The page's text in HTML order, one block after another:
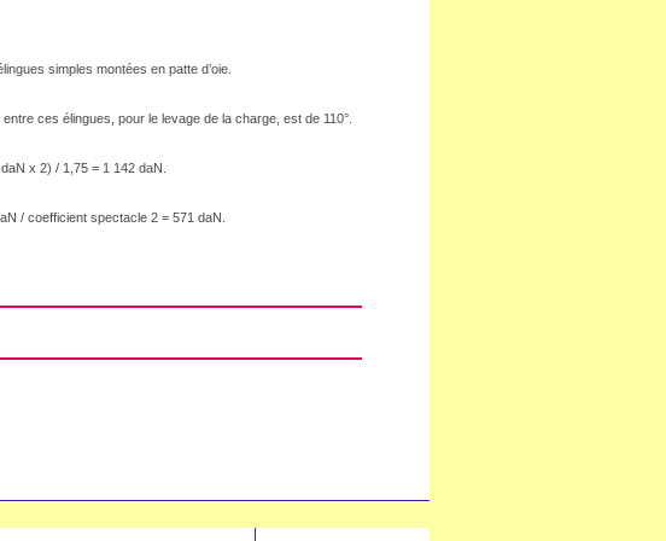
simples montées en patte d’oie.
ces élingues, pour le levage de la charge, est de 110°.
x 2) / 1,75 = 1 142 daN.
/ coefficient spectacle 2 = 571 daN.